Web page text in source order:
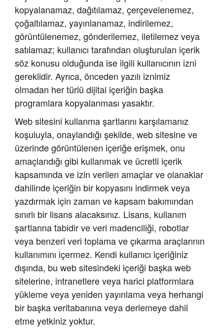
kopyalanamaz, dağıtılamaz, çerçevelenemez,
çoğaltılamaz, yayınlanamaz, indirilemez,
görüntülenemez, gönderilemez, iletilemez veya
satılamaz; kullanıcı tarafından oluşturulan içerik
söz konusu olduğunda ise ilgili kullanıcının izni
gereklidir. Ayrıca, önceden yazılı iznimiz
olmadan her türlü dijital içeriğin başka
programlara kopyalanması yasaktır.
Web sitesini kullanma şartlarını karşılamanız
koşuluyla, onaylandığı şekilde, web sitesine ve
üzerinde görüntülenen içeriğe erişmek, onu
amaçlandığı gibi kullanmak ve ücretli içerik
kapsamında ve izin verilen amaçlar ve olanaklar
dahilinde içeriğin bir kopyasını indirmek veya
yazdırmak için zaman ve kapsam bakımından
sınırlı bir lisans alacaksınız. Lisans, kullanım
şartlarına tabidir ve veri madenciliği, robotlar
veya benzeri veri toplama ve çıkarma araçlarının
kullanımını içermez. Kendi kullanıcı içeriğiniz
dışında, bu web sitesindeki içeriği başka web
sitelerine, intranetlere veya harici platformlara
yükleme veya yeniden yayınlama veya herhangi
bir başka veritabanına veya derlemeye dahil
etme yetkiniz yoktur.